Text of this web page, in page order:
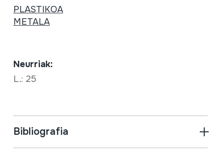
PLASTIKOA
METALA
Neurriak:
L.: 25
Bibliografia